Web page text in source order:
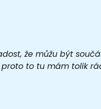
že můžu být
to tu mám tolik